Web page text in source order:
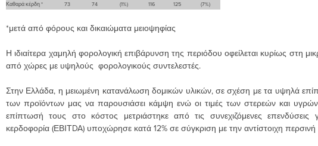
Καθαρά κέρδη *
73 74 (1%) 116 125 (7%)
*μετά από φόρους και δικαιώματα μειοψηφίας
Η ιδιαίτερα χαμηλή φορολογική επιβάρυνση της περιόδου οφείλεται κυρίως στη
από χώρες με υψηλούς φορολογικούς συντελεστές.
Στην Ελλάδα, η μειωμένη κατανάλωση δομικών υλικών, σε σχέση με τα υψηλά
των προϊόντων μας να παρουσιάσει κάμψη ενώ οι τιμές των στερεών και
επίπτωσή τους στο κόστος μετριάστηκε από τις συνεχιζόμενες επενδύσεις
κερδοφορία (ΕΒΙΤDA) υποχώρησε κατά 12% σε σύγκριση με την αντίστοιχη